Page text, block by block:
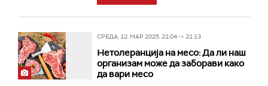
СРЕДА, 12. МАР 2025, 21:04 -> 21:13
Нетолеранција на месо: Да ли наш
организам може да заборави како
да вари месо